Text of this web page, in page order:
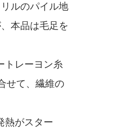
ルのパイル地
本品は毛足を
トレーヨン糸
せて、繊維の
熱がスター